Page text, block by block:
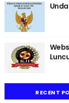
RECENT